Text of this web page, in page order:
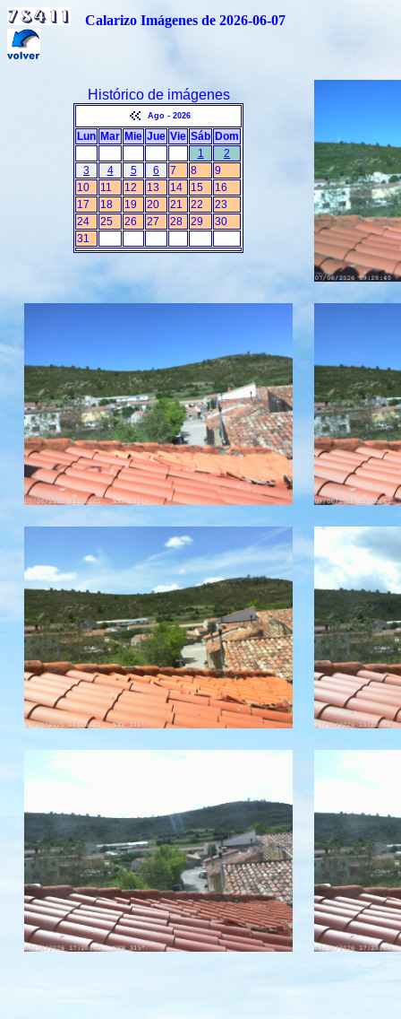
Calarizo Imágenes de 2026-06-07
Histórico de imágenes
Ago - 2026
Lun Mar Mie Jue Vie Sáb Dom
1
2
3
4 5 6 7 8
9
10
11 12 13 14 15
16
17
18 19 20 21 22
23
24
25 26 27 28 29
30
31